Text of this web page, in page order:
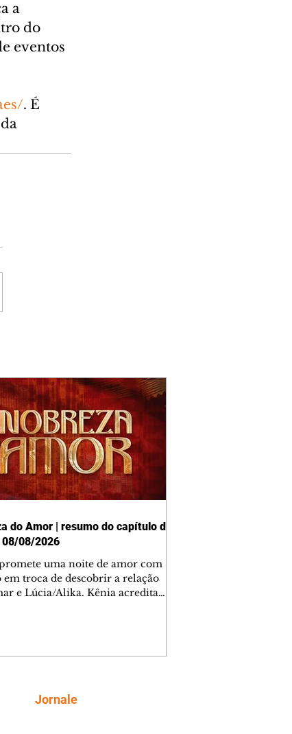
a
do
eventos
. É
do Amor | resumo do capítulo de
08/2026
uma noite de amor com
em troca de descobrir a relação
e Lúcia/Alika. Kênia acredita
sobre a possível jazida de
na região. Virgínia provoca
Jornale